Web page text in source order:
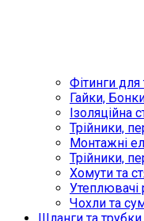
Фітинги
Гайки,
Ізоляційна
Трійники,
Монтажні
Трійники,
Хомути та
Утеплювачі
Чохли та